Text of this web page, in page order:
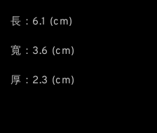
長：6.1 (cm)
寬：3.6 (cm)
厚：2.3 (cm)